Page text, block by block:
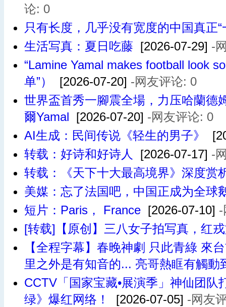
论: 0
只有长度，几乎没有宽度的中国真正“
生活写真：夏日吃藤 [2026-07-29] -
“Lamine Yamal makes football look
单”）
[2026-07-20] -网友评论: 0
世界盃首秀一腳震全場，力压哈蘭德
爾Yamal [2026-07-20] -网友评论: 0
AI生成：民间传说《轻生的男子》
转载：好诗和好诗人
[2026-07-17] -
转载：《天下十大最高境界》深度赏
美媒：忘了法国吧，中国正成为全球
短片：Paris， France [2026-07-10] -
[转载]【原创】三八女子拍写真，红
【全程字幕】春晚神劇 只此青綠 來
里之外是有知音的... 亮哥熱眶有觸動
CCTV「国家宝藏•展演季」神仙团
绿》爆红网络！
[2026-07-05] -网友